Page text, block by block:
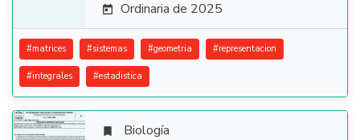
 Ordinaria de 2025
#matrices #sistemas #geometria #representacion
#integrales #estadistica
 Biología